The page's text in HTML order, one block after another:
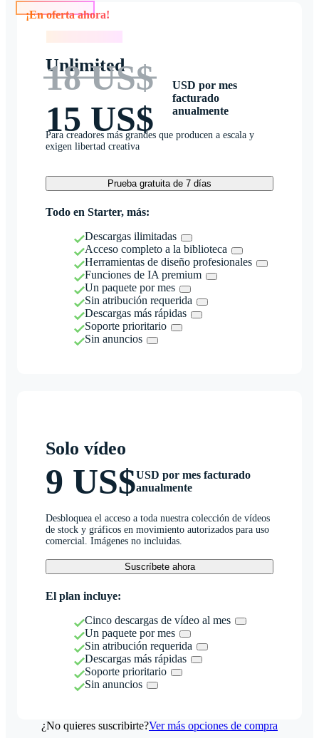
Unlimited
18 US$
15 US$
USD por mes
facturado
anualmente
Para creadores más grandes que producen a escala y
exigen libertad creativa
Prueba gratuita de 7 días
Todo en Starter, más:
Descargas ilimitadas
Acceso completo a la biblioteca
Herramientas de diseño profesionales
Funciones de IA premium
Un paquete por mes
Sin atribución requerida
Descargas más rápidas
Soporte prioritario
Sin anuncios
Solo vídeo
9 US$USD por mes facturado
anualmente
Desbloquea el acceso a toda nuestra colección de vídeos
de stock y gráficos en movimiento autorizados para uso
comercial. Imágenes no incluidas.
Suscríbete ahora
El plan incluye:
Cinco descargas de vídeo al mes
Un paquete por mes
Sin atribución requerida
Descargas más rápidas
Soporte prioritario
Sin anuncios
¿No quieres suscribirte?Ver más opciones de compra